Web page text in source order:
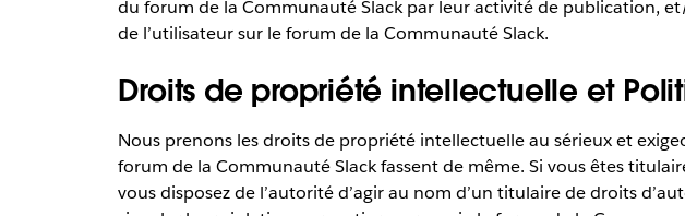
du forum de la Communauté Slack par leur activité de publication,
de l’utilisateur sur le forum de la Communauté Slack.
Droits de propriété intellectuelle et
Nous prenons les droits de propriété intellectuelle au sérieux et
forum de la Communauté Slack fassent de même. Si vous êtes
vous disposez de l’autorité d’agir au nom d’un titulaire de droits